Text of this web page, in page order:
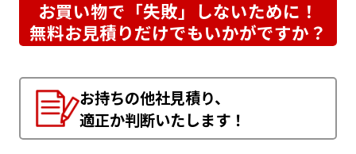
お買い物で「失敗」しないために！
無料お見積りだけでもいかがですか？
お持ちの他社見積り、
適正か判断いたします！